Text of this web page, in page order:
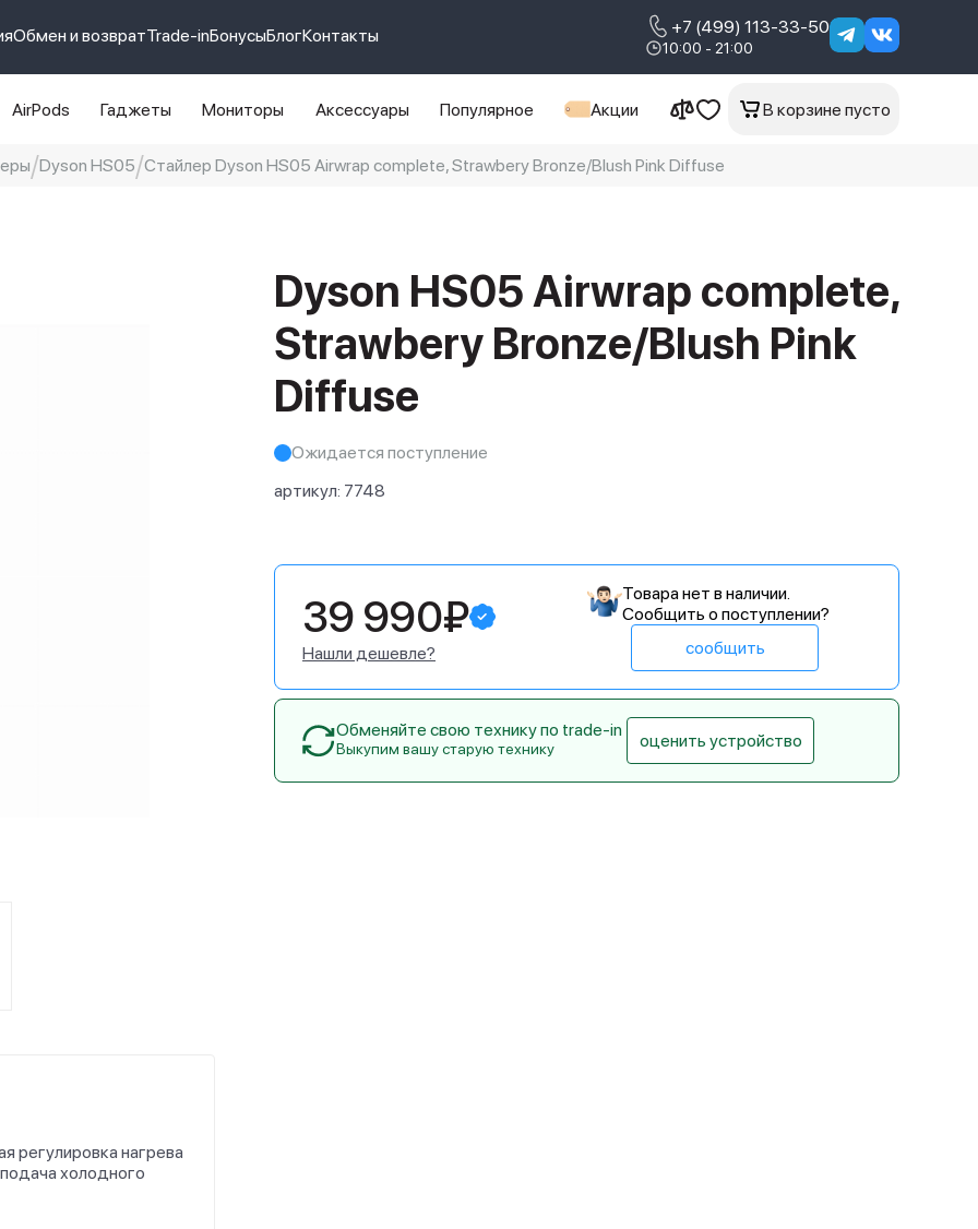
Обмен и возвратTrade-inБонусыБлогКонтакты +7 (499) 113-33-50
10:00 - 21:00
AirPods Гаджеты Мониторы Аксессуары Популярное Акции В корзине пусто
Dyson HS05 Стайлер Dyson HS05 Airwrap complete, Strawbery Bronze/Blush Pink Diffuse
Dyson HS05 Airwrap complete,
Strawbery Bronze/Blush Pink
Diffuse
Ожидается поступление
артикул: 7748
регулировка нагрева
холодного
39 990₽
Нашли дешевле?
Товара нет в наличии.
Сообщить о поступлении?
сообщить
Обменяйте свою технику по trade-in
Выкупим вашу старую технику оценить устройство